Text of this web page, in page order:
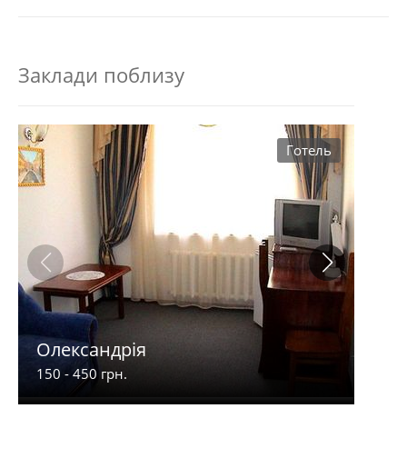
Заклади поблизу
Готель
Олександрія
150 - 450 грн.